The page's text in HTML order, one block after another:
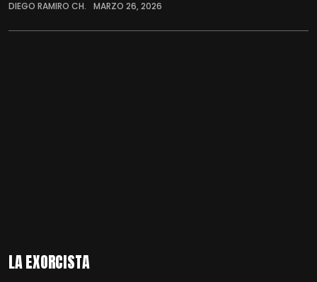
DIEGO RAMIRO CH. MARZO 26, 2026
LA EXORCISTA